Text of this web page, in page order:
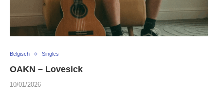
Belgisch Singles
OAKN – Lovesick
10/01/2026